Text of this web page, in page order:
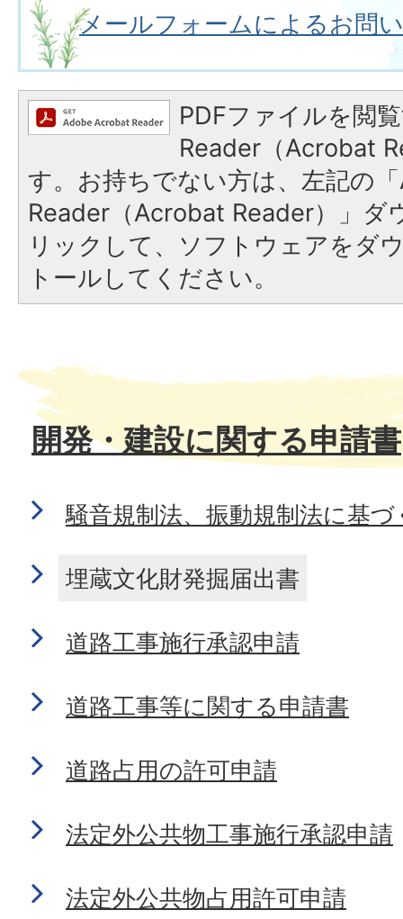
メールフォームによるお問
PDFファイルを閲
Reader（Acrobat
す。お持ちでない方は、左記の
Reader（Acrobat Reader）」ダ
リックして、ソフトウェアをダ
トールしてください。
開発・建設に関する申請書
騒音規制法、振動規制法に基
埋蔵文化財発掘届出書
道路工事施行承認申請
道路工事等に関する申請書
道路占用の許可申請
法定外公共物工事施行承認申請
法定外公共物占用許可申請